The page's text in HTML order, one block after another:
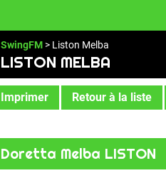
SwingFM > Liston Melba
LISTON MELBA
Imprimer Retour à la liste
Doretta Melba LISTON